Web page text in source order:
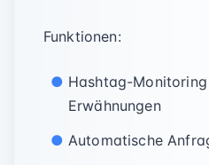
Funktionen:
Hashtag-
Erwähnungen
Automatische